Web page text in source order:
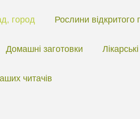
город Рослини відкритого
Домашні заготовки
читачів